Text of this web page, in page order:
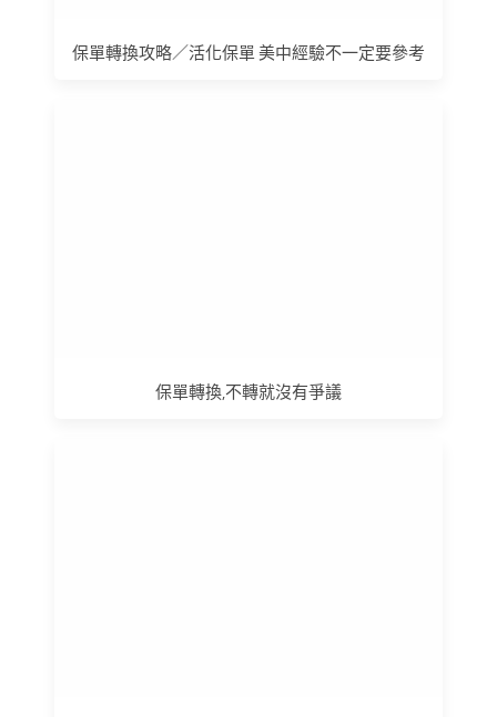
保單轉換攻略／活化保單 美中經驗不一定要參考
保單轉換,不轉就沒有爭議